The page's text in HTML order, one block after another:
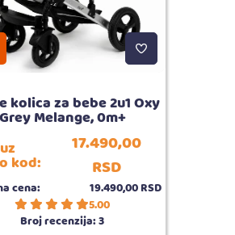
kolica za bebe 2u1 Oxy
Grey Melange, 0m+
kod:
17.490,00
RSD
cena: 19.490,00RSD
5.00
Broj recenzija:3